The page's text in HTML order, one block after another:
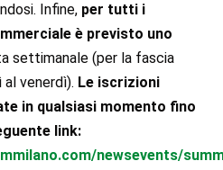
Infine, per tutti i
è previsto uno
settimanale (per la fascia
al venerdì). Le iscrizioni
in qualsiasi momento fino
link:
newsevents/